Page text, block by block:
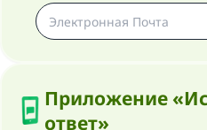
Приложение
ответ»